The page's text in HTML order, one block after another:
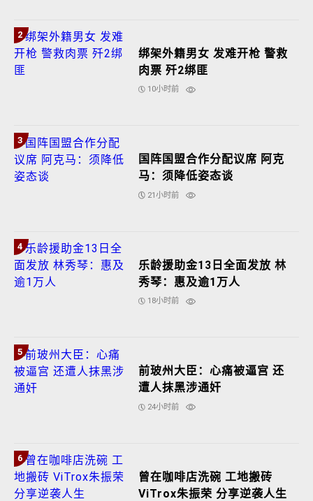
2
绑架外籍男女 发难开枪 警救
肉票 歼2绑匪
10小时前
3
国阵国盟合作分配议席 阿克
马：须降低姿态谈
21小时前
4
乐龄援助金13日全面发放 林
秀琴：惠及逾1万人
18小时前
5
前玻州大臣：心痛被逼宫 还
遭人抹黑涉通奸
24小时前
6
曾在咖啡店洗碗 工地搬砖
ViTrox朱振荣 分享逆袭人生